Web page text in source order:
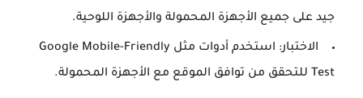
جيد على جميع الأجهزة المحمولة والأجهزة اللوحية.
الاختبار
: استخدم أدوات مثل Google Mobile-Friendly
Test للتحقق من توافق الموقع مع الأجهزة المحمولة.